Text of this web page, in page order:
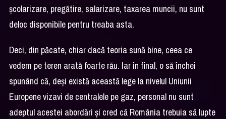
școlarizare, pregătire, salarizare, taxarea muncii, nu sunt
deloc disponibile pentru treaba asta.
Deci, din păcate, chiar dacă teoria sună bine, ceea ce
vedem pe teren arată foarte rău. Iar în final, o să închei
spunând că, deși există această lege la nivelul Uniunii
Europene vizavi de centralele pe gaz, personal nu sunt
adeptul acestei abordări și cred că România trebuia să lupte